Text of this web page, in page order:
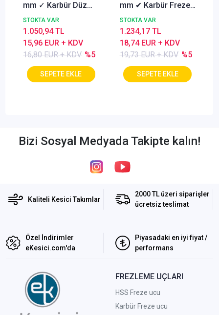
mm ✓ Karbür Düz
Freze, Parmak freze
ucu Z=4,TiSiN
Kaplamalı
STOKTA VAR
16,80 EUR + KDV %5
15,96 EUR + KDV
1.050,94 TL
mm ✔ Karbür Freze
ucu, Z=3, Kaplamalı,
30°
STOKTA VAR
19,73 EUR + KDV %5
18,74 EUR + KDV
1.234,17 TL
Bizi Sosyal Medyada Takipte kalın!
Kaliteli Kesici Takımlar
2000 TL üzeri siparişler
ücretsiz teslimat
Özel İndirimler
eKesici.com'da
Piyasadaki en iyi fiyat /
performans
FREZLEME UÇLARI
HSS Freze ucu
Karbür Freze ucu